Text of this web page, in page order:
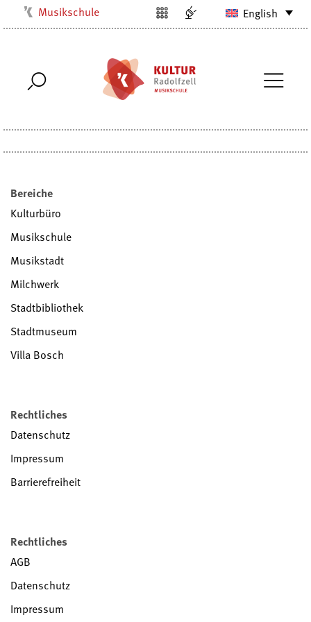
Musikschule
Stadtarchiv
Stadtbibliothek
Villa Bosch
English
Bereiche
Kulturbüro
Musikschule
Musikstadt
Milchwerk
Stadtbibliothek
Stadtmuseum
Villa Bosch
Rechtliches
Datenschutz
Impressum
Barrierefreiheit
Rechtliches
AGB
Datenschutz
Impressum